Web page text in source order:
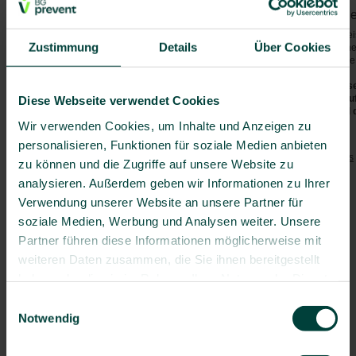
Zustimmung Details Über Cookies
Diese Webseite verwendet Cookies
Wir verwenden Cookies, um Inhalte und Anzeigen zu
personalisieren, Funktionen für soziale Medien anbieten
zu können und die Zugriffe auf unsere Website zu
analysieren. Außerdem geben wir Informationen zu Ihrer
Verwendung unserer Website an unsere Partner für
soziale Medien, Werbung und Analysen weiter. Unsere
Partner führen diese Informationen möglicherweise mit
weiteren Daten zusammen, die Sie ihnen bereitgestellt
Notwendig
Kaimaninseln (Cayman Islands)
Kuba
Martinique
Montserrat
Nicaragua
Niederländische Antillen
Panama
Puerto Rico
St. Vincent und die Grenadinen
Vorgeschriebene
Bei Direkteinreise keine, bei
Südamerika) ist der Nachweis
Sie daran, insbesondere wenn
Die aktuellen
(z.B. bzgl. Covid-19, Polio etc.)
)
Empfohlene Impfungen:
Tetanus Diphtherie
Pertussis
Hepatitis A
Hepatitis B
ggf.Typhus
Grippe
Pneumokokken(> 60 J.)
Besondere Risiken: